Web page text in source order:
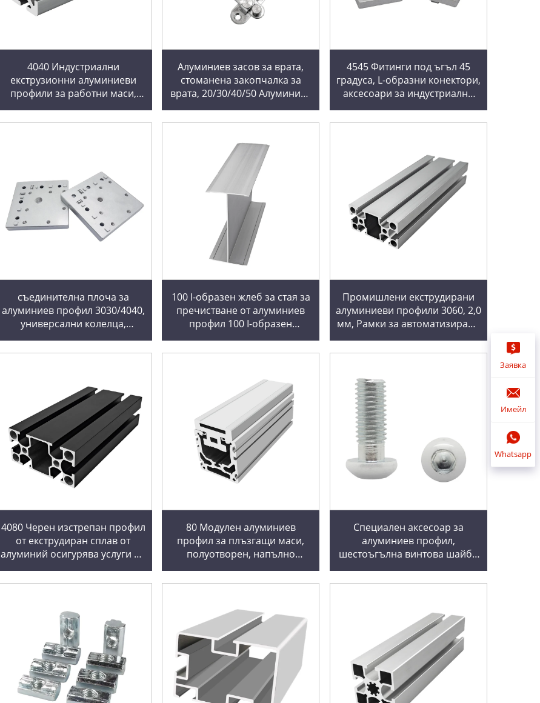
4040 Индустриални
екструзионни алуминиеви
профили за работни маси,
линия, рамка 4040
Алуминиев засов за врата,
стоманена закопчалка за
врата, 20/30/40/50 Алуминиев
врата, катинар, закопчалка
4545 Фитинги под ъгъл 45
градуса, L-образни конектори,
аксесоари за индустриални
алуминиеви фиксиращи
съединителна плоча за
алуминиев профил 3030/4040,
универсални колелца,
крака, дънна плоча от
100 I-образен жлеб за стая за
пречистване от алуминиев
профил 100 I-образен
изработен сендвич от
Промишлени екструдирани
алуминиеви профили 3060, 2,0
мм, Рамки за автоматизирана
Квадратни тръби от
4080 Черен изстрепан профил
от екструдиран сплав от
алуминий осигурява услуги по
китайски производители
80 Модулен алуминиев
профил за плъзгащи маси,
полуотворен, напълно
водачи, синхронни линейни
Специален аксесоар за
алуминиев профил,
шестоъгълна винтова шайба
8-венчелива, 10-болтове от
Заявка
Имейл
Whatsapp